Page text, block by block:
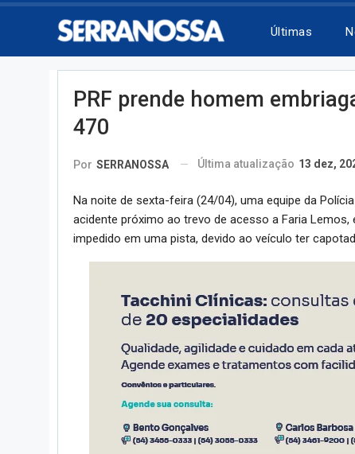
Últimas
PRF prende homem
470
Por SERRANOSSA Última atualização 13 dez,
Na noite de sexta-feira (24/04), uma equipe da
acidente próximo ao trevo de acesso a Faria
impedido em uma pista, devido ao veículo ter